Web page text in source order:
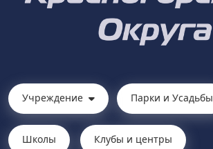
Учреждение Парки и Усадьбы
Школы Клубы и центры